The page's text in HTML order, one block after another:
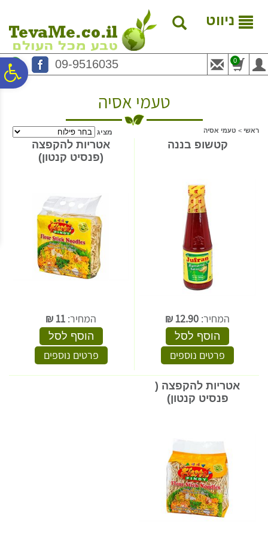
נגישות
המרכזי
ניווט
09-9516035 0
טעמי אסיה
ראשי > טעמי אסיה מציג
קטשופ בננה
המחיר: 12.90
₪
הוסף לסל
פרטים נוספים
אטריות להקפצה
(פנסיט קנטון)
המחיר: 11
₪
הוסף לסל
פרטים נוספים
אטריות להקפצה (
פנסיט קנטון)